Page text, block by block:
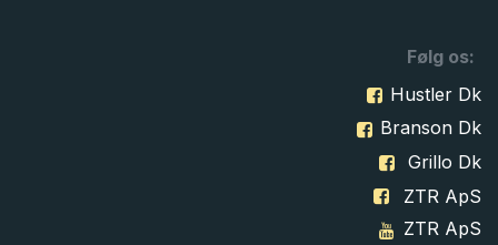
Følg os:
Hustler Dk
Branson Dk
Grillo Dk
ZTR ApS
ZTR ApS